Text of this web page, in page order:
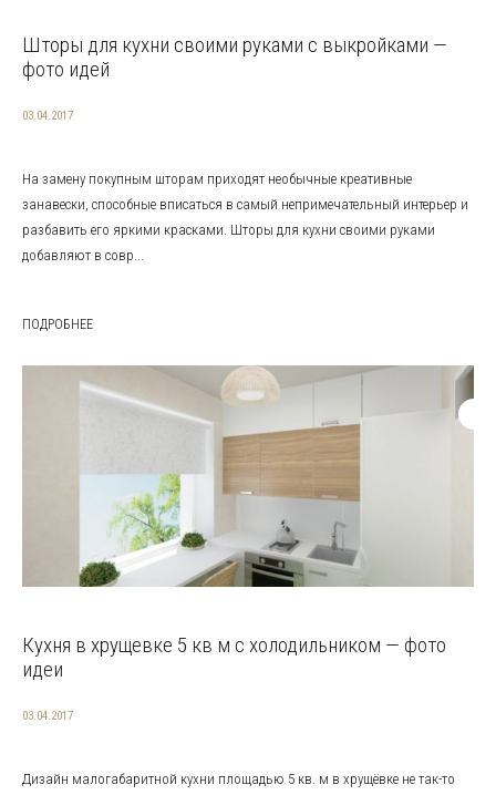
Шторы для кухни своими руками с выкройками —
фото идей
03.04.2017
На замену покупным шторам приходят необычные креативные
занавески, способные вписаться в самый непримечательный интерьер и
разбавить его яркими красками. Шторы для кухни своими руками
добавляют в совр...
ПОДРОБНЕЕ
Кухня в хрущевке 5 кв м с холодильником — фото
идеи
03.04.2017
Дизайн малогабаритной кухни площадью 5 кв. м в хрущёвке не так-то